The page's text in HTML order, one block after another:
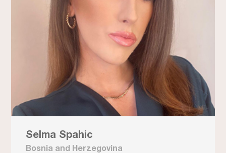
Selma Spahic
Bosnia and Herzegovina